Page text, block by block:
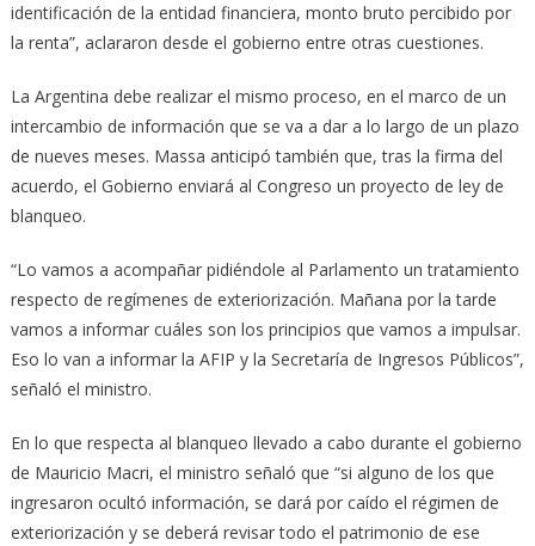
identificación de la entidad financiera, monto bruto percibido por
la renta”, aclararon desde el gobierno entre otras cuestiones.
La Argentina debe realizar el mismo proceso, en el marco de un
intercambio de información que se va a dar a lo largo de un plazo
de nueves meses. Massa anticipó también que, tras la firma del
acuerdo, el Gobierno enviará al Congreso un proyecto de ley de
blanqueo.
“Lo vamos a acompañar pidiéndole al Parlamento un tratamiento
respecto de regímenes de exteriorización. Mañana por la tarde
vamos a informar cuáles son los principios que vamos a impulsar.
Eso lo van a informar la AFIP y la Secretaría de Ingresos Públicos”,
señaló el ministro.
En lo que respecta al blanqueo llevado a cabo durante el gobierno
de Mauricio Macri, el ministro señaló que “si alguno de los que
ingresaron ocultó información, se dará por caído el régimen de
exteriorización y se deberá revisar todo el patrimonio de ese